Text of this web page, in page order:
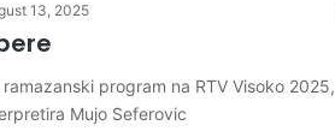
13, 2025
program na RTV Visoko 2025,
Mujo Seferovic